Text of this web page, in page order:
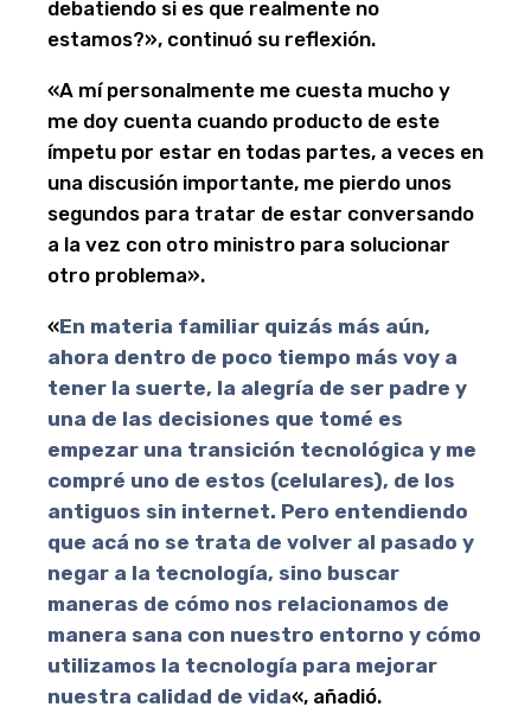
debatiendo si es que realmente no
estamos?», continuó su reflexión.
«A mí personalmente me cuesta mucho y
me doy cuenta cuando producto de este
ímpetu por estar en todas partes, a veces en
una discusión importante, me pierdo unos
segundos para tratar de estar conversando
a la vez con otro ministro para solucionar
otro problema».
«En materia familiar quizás más aún,
ahora dentro de poco tiempo más voy a
tener la suerte, la alegría de ser padre y
una de las decisiones que tomé es
empezar una transición tecnológica y me
compré uno de estos (celulares), de los
antiguos sin internet. Pero entendiendo
que acá no se trata de volver al pasado y
negar a la tecnología, sino buscar
maneras de cómo nos relacionamos de
manera sana con nuestro entorno y cómo
utilizamos la tecnología para mejorar
nuestra calidad de vida«, añadió.